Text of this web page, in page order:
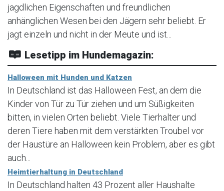
jagdlichen Eigenschaften und freundlichen
anhänglichen Wesen bei den Jägern sehr beliebt. Er
jagt einzeln und nicht in der Meute und ist...
Lesetipp im Hundemagazin:
Halloween mit Hunden und Katzen
In Deutschland ist das Halloween Fest, an dem die
Kinder von Tür zu Tür ziehen und um Süßigkeiten
bitten, in vielen Orten beliebt. Viele Tierhalter und
deren Tiere haben mit dem verstärkten Troubel vor
der Haustüre an Halloween kein Problem, aber es gibt
auch...
Heimtierhaltung in Deutschland
In Deutschland halten 43 Prozent aller Haushalte